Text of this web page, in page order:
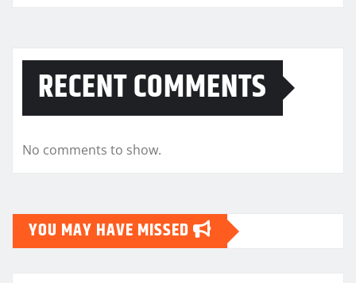
RECENT COMMENTS
No comments to show.
YOU MAY HAVE MISSED